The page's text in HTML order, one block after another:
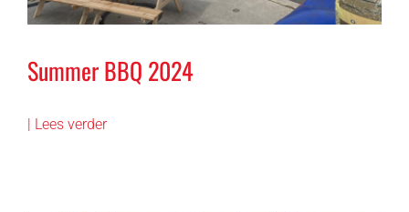
Summer BBQ 2024
| Lees verder